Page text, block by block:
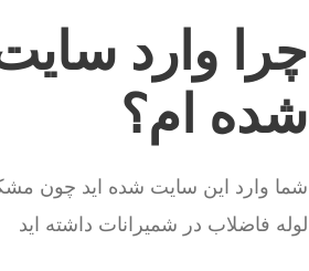
چرا وارد
شده ام؟
شما وارد این سایت شده اید چون
لوله فاضلاب در شمیرانات داشته اید